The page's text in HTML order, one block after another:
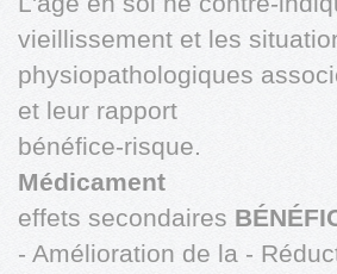
vieillissement et les
physiopathologiques
et leur rapport
bénéfice-risque.
Médicament
effets secondaires
- Amélioration de la -